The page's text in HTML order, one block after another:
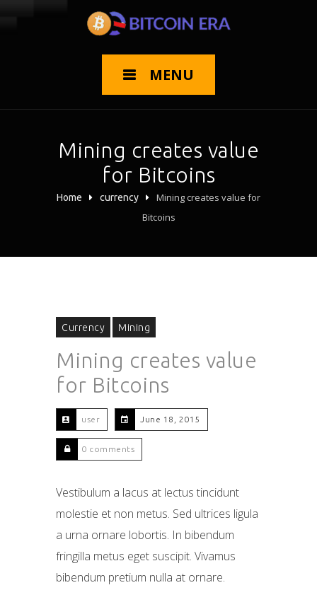
MENU
Mining creates value
for Bitcoins
Home currency
Mining creates value for
Bitcoins
Currency Mining
Mining creates value
for Bitcoins
user June 18, 2015
0 comments
Vestibulum a lacus at lectus tincidunt
molestie et non metus. Sed ultrices ligula
a urna ornare lobortis. In bibendum
fringilla metus eget suscipit. Vivamus
bibendum pretium nulla at ornare.